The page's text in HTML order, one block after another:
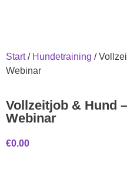
Start/ Hundetraining /
Webinar
Vollzeitjob & Hund
Webinar
€0.00